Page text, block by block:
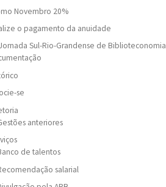
Novembro 20%
o pagamento da anuidade
Sul-Rio-Grandense de
se
anteriores
de talentos
salarial